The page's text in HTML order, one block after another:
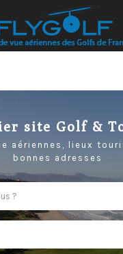
site Golf &
aériennes, lieux
bonnes adresses